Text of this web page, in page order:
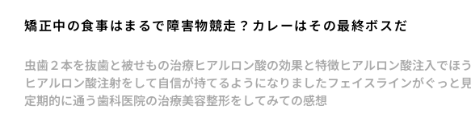
矯正中の食事はまるで障害物競走？カレーはその最終ボスだ
虫歯２本を抜歯と被せもの治療ヒアルロン酸の効果と特徴ヒアルロン酸注入でほ
ヒアルロン酸注射をして自信が持てるようになりましたフェイスラインがぐっと
定期的に通う歯科医院の治療美容整形をしてみての感想